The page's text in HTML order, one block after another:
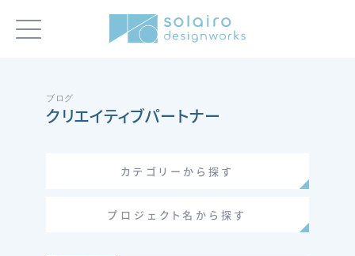
ブログ
クリエイティブパートナー
カテゴリーから探す
プロジェクト名から探す